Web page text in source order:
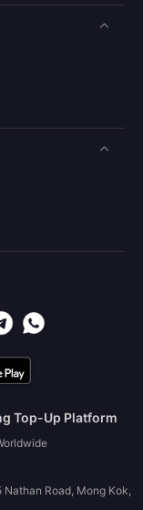
Top-Up Platform
Nathan Road, Mong Kok,